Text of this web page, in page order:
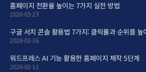
홈페이지 전환율 높이는 7가지 실전 방법
2026-03-23
구글 서치 콘솔 활용법 7가지: 클릭률과 순위를 높
2026-03-16
워드프레스 AI 기능 활용한 홈페이지 제작 5단계
2026-02-11